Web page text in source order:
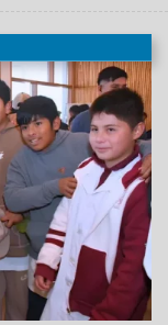
en la muestra
instituciones.
institutos de
profesional
planes de